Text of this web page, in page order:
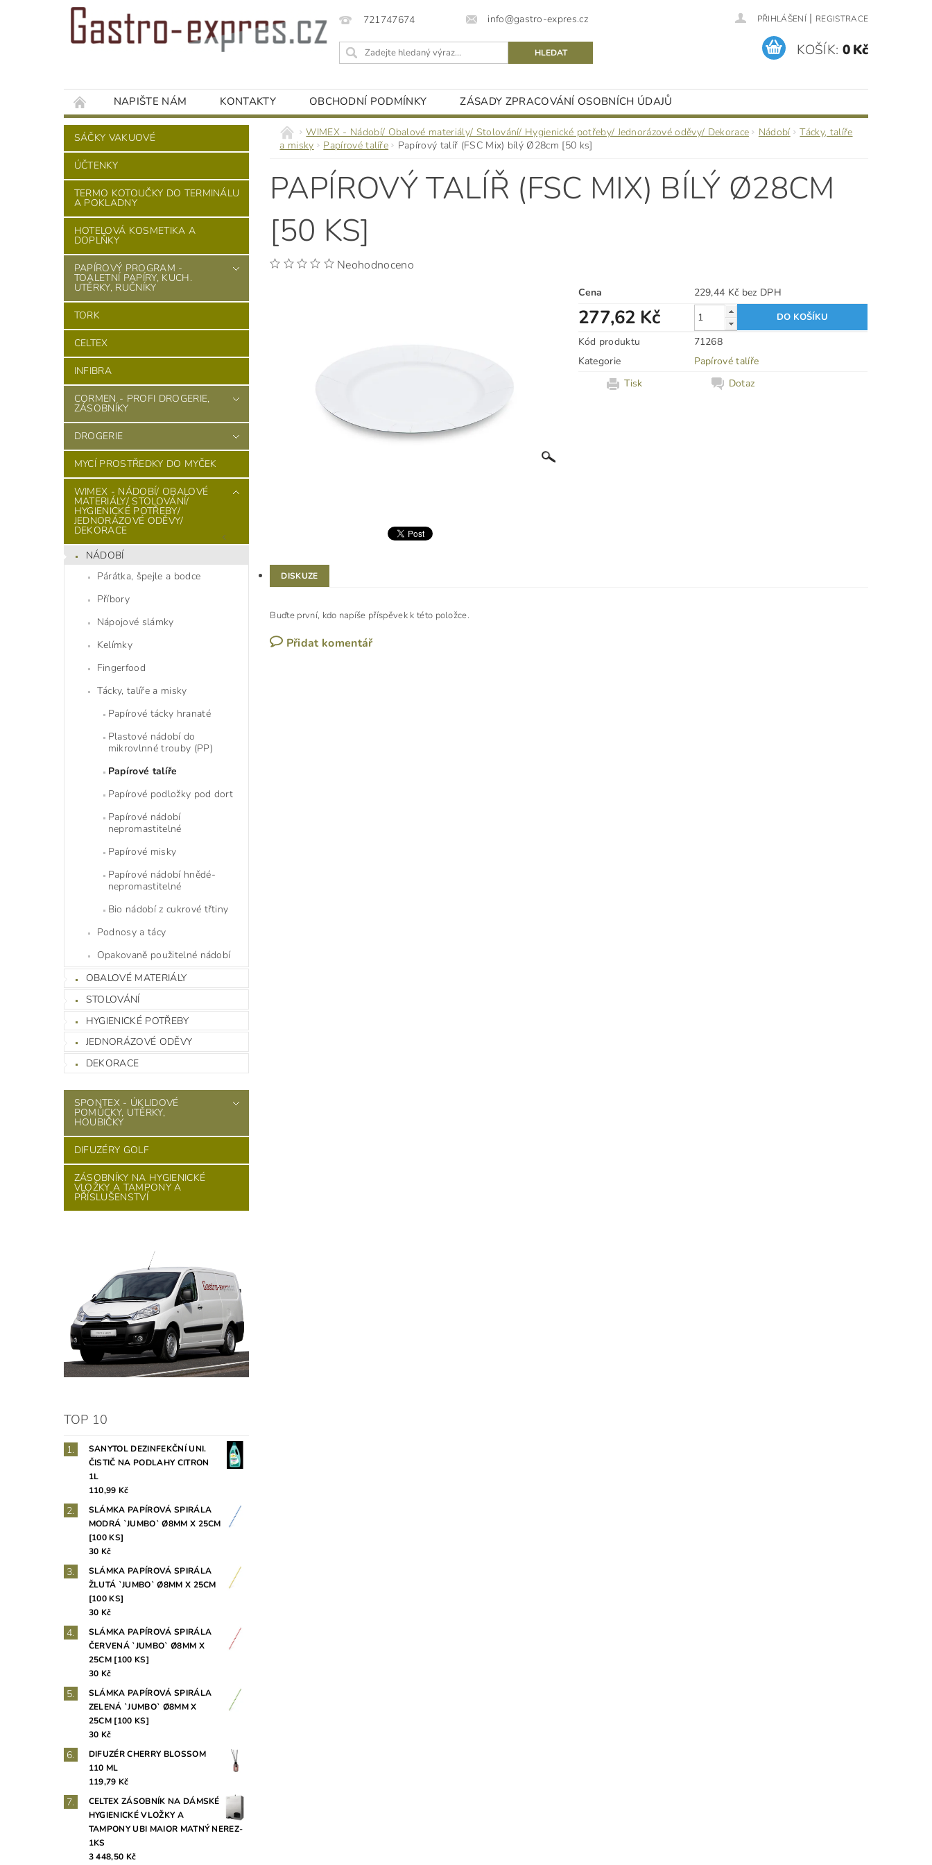
721747674 info@gastro-expres.cz PŘIHLÁŠENÍ | REGISTRACE
KOŠÍK: 0 Kč
NAPIŠTE NÁM KONTAKTY OBCHODNÍ PODMÍNKY ZÁSADY ZPRACOVÁNÍ OSOBNÍCH ÚDAJŮ
SÁČKY VAKUOVÉ
ÚČTENKY
TERMO KOTOUČKY DO TERMINÁLU
A POKLADNY
HOTELOVÁ KOSMETIKA A
DOPLŇKY
PAPÍROVÝ PROGRAM -
TOALETNÍ PAPÍRY, KUCH.
UTĚRKY, RUČNÍKY
TORK
CELTEX
INFIBRA
CORMEN - PROFI DROGERIE,
ZÁSOBNÍKY
DROGERIE
MYCÍ PROSTŘEDKY DO MYČEK
WIMEX - NÁDOBÍ/ OBALOVÉ
MATERIÁLY/ STOLOVÁNÍ/
HYGIENICKÉ POTŘEBY/
JEDNORÁZOVÉ ODĚVY/
DEKORACE
NÁDOBÍ
Párátka, špejle a bodce
Příbory
Nápojové slámky
Kelímky
Fingerfood
Tácky, talíře a misky
Papírové tácky hranaté
Plastové nádobí do
mikrovlnné trouby (PP)
Papírové talíře
Papírové podložky pod dort
Papírové nádobí
nepromastitelné
Papírové misky
Papírové nádobí hnědé-
nepromastitelné
Bio nádobí z cukrové třtiny
Podnosy a tácy
Opakovaně použitelné nádobí
OBALOVÉ MATERIÁLY
STOLOVÁNÍ
HYGIENICKÉ POTŘEBY
JEDNORÁZOVÉ ODĚVY
DEKORACE
SPONTEX - ÚKLIDOVÉ
POMŮCKY, UTĚRKY,
HOUBIČKY
DIFUZÉRY GOLF
ZÁSOBNÍKY NA HYGIENICKÉ
VLOŽKY A TAMPONY A
PŘÍSLUŠENSTVÍ
TOP 10
SANYTOL DEZINFEKČNÍ UNI.
ČISTIČ NA PODLAHY CITRON
1L
110,99 Kč
SLÁMKA PAPÍROVÁ SPIRÁLA
MODRÁ `JUMBO` Ø8MM X 25CM
[100 KS]
30 Kč
SLÁMKA PAPÍROVÁ SPIRÁLA
ŽLUTÁ `JUMBO` Ø8MM X 25CM
[100 KS]
30 Kč
SLÁMKA PAPÍROVÁ SPIRÁLA
ČERVENÁ `JUMBO` Ø8MM X
25CM [100 KS]
30 Kč
SLÁMKA PAPÍROVÁ SPIRÁLA
ZELENÁ `JUMBO` Ø8MM X
25CM [100 KS]
30 Kč
DIFUZÉR CHERRY BLOSSOM
110 ML
119,79 Kč
CELTEX ZÁSOBNÍK NA DÁMSKÉ
HYGIENICKÉ VLOŽKY A
TAMPONY UBI MAIOR MATNÝ NEREZ-
1KS
3 448,50 Kč
WIMEX - Nádobí/ Obalové materiály/ Stolování/ Hygienické potřeby/ Jednorázové oděvy/ Dekorace Nádobí
Tácky, talíře
a misky
Papírové talíře Papírový talíř (FSC Mix) bílý Ø28cm [50 ks]
PAPÍROVÝ TALÍŘ (FSC MIX) BÍLÝ Ø28CM
[50 KS]
Neohodnoceno
Cena 229,44 Kč bez DPH
277,62 Kč
Kód produktu
71268
Kategorie
Papírové talíře
Tisk
Dotaz
DISKUZE
Buďte první, kdo napíše příspěvek k této položce.
Přidat komentář